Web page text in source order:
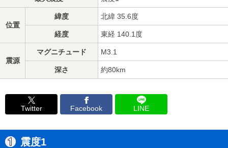
位置
緯度 北緯 35.6度
経度 東経 140.1度
震源
マグニチュード M3.1
深さ 約80km
Twitter Facebook LINE
震度1